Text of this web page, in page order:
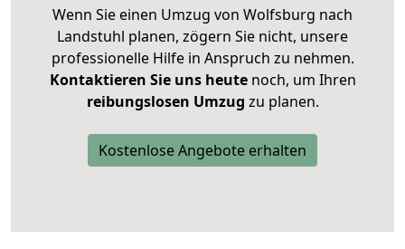
Wenn Sie einen Umzug von Wolfsburg nach
Landstuhl planen, zögern Sie nicht, unsere
professionelle Hilfe in Anspruch zu nehmen.
Kontaktieren Sie uns heutenoch, um Ihren
reibungslosen Umzug zu planen.
Kostenlose Angebote erhalten